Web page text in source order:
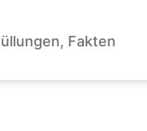
Fakten